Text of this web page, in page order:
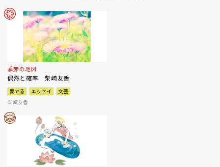
季節の地図
偶然と確率 柴崎友香
愛でる エッセイ
文芸
柴崎友香